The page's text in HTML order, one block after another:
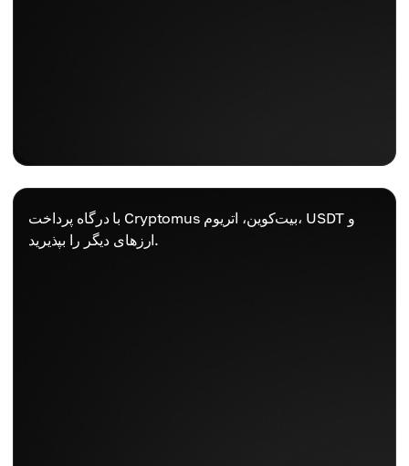
با درگاه پرداخت Cryptomus بیت‌کوین، اتریوم، USDT و
ارزهای دیگر را بپذیرید.